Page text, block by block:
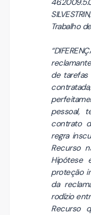
Trabalho
de tarefas
pessoal,
contrato
regra
Recurso
Hipótese
proteção
da
rodízio
Recurso